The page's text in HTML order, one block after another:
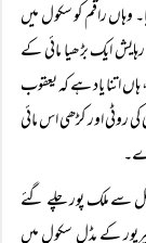
وہاں راقم کو سکول میں
ایک بڑھیا مائی کے
ہاں اتنا یاد ہے کہ یعقوب
روٹی اور کڑھی اس مائی
سے ملک پور چلے گئے
کے مڈل سکول میں